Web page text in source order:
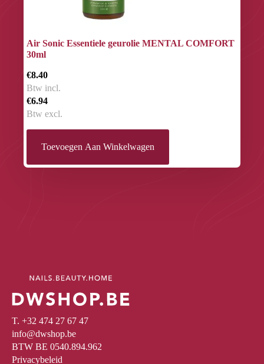
Air Sonic Essentiele geurolie MENTAL COMFORT
30ml
€8.40
Btw incl.
€6.94
Btw excl.
Toevoegen Aan Winkelwagen
T. +32 474 27 67 47
info@dwshop.be
BTW BE 0540.894.962
Privacybeleid